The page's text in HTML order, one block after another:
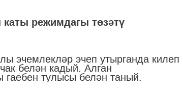
режимдагы төзәтү
эчемлекләр эчеп утырганда килеп
белән кадый. Алган
гаебен тулысы белән таный.